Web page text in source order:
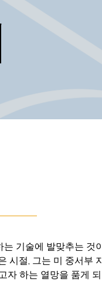
기술에 발맞추는 것
시절, 그는 미 중서부
자 하는 열망을 품게